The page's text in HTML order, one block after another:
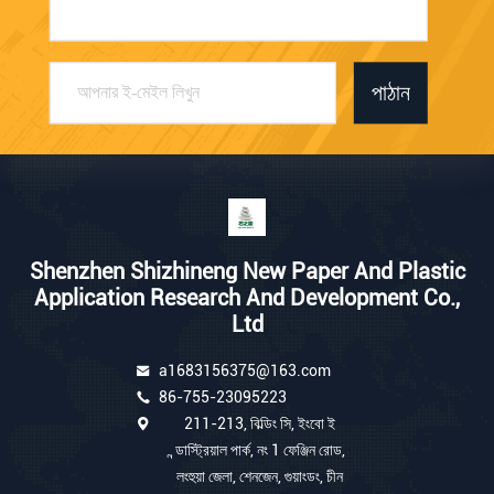
পাঠান
Shenzhen Shizhineng New Paper And Plastic
Application Research And Development Co.,
Ltd
a1683156375@163.com
86-755-23095223
211-213, বিল্ডিং সি, ইংবো ই
ন্ডাস্ট্রিয়াল পার্ক, নং 1 ফেঞ্জিন রোড,
লংহুয়া জেলা, শেনজেন, গুয়াংডং, চীন